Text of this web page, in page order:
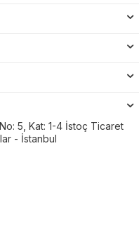
5, Kat: 1-4 İstoç Ticaret
- İstanbul